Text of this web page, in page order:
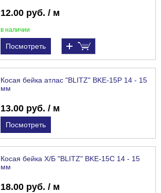
12.00 руб. / м
в наличии
Посмотреть
Косая бейка атлас "BLITZ" BKE-15P 14 - 15
мм
13.00 руб. / м
Посмотреть
Косая бейка Х/Б "BLITZ" BKE-15C 14 - 15
мм
18.00 руб. / м